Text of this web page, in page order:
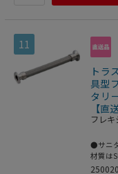
11
トラ
具型
タリ
【直
フレ
●サニ
材質は
●配管